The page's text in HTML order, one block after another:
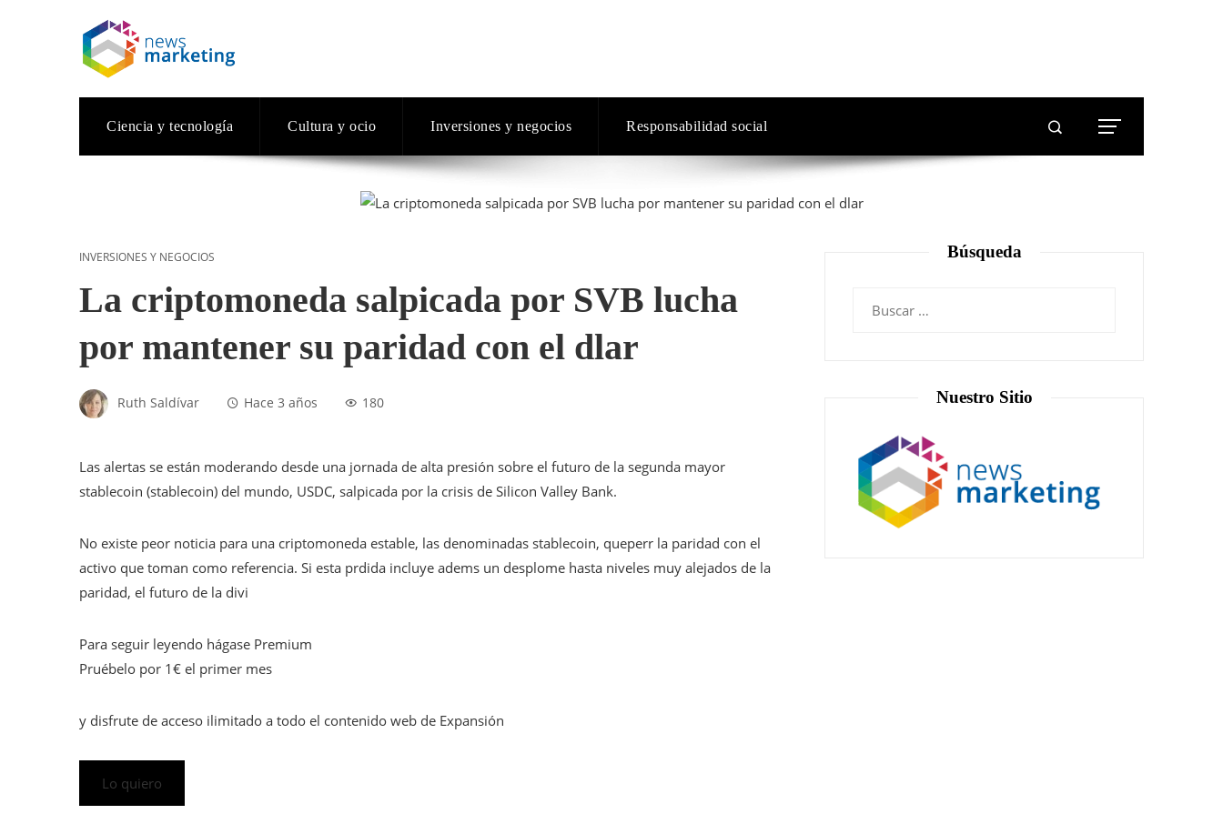
Ciencia y tecnología Cultura y ocio Inversiones y negocios Responsabilidad social
INVERSIONES Y NEGOCIOS
La criptomoneda salpicada por SVB lucha
por mantener su paridad con el dlar
Ruth Saldívar Hace 3 años 180
Las alertas se están moderando desde una jornada de alta presión sobre el futuro de la segunda mayor
stablecoin (stablecoin) del mundo, USDC, salpicada por la crisis de Silicon Valley Bank.
No existe peor noticia para una criptomoneda estable, las denominadas stablecoin, queperr la paridad con el
activo que toman como referencia. Si esta prdida incluye adems un desplome hasta niveles muy alejados de la
paridad, el futuro de la divi
Para seguir leyendo hágase Premium
Pruébelo por 1€ el primer mes
y disfrute de acceso ilimitado a todo el contenido web de Expansión
Lo quiero
Búsqueda
Nuestro Sitio